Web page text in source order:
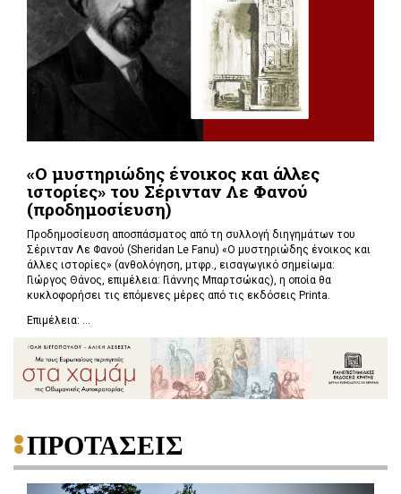
«Ο μυστηριώδης ένοικος και άλλες
ιστορίες» του Σέρινταν Λε Φανού
(προδημοσίευση)
Προδημοσίευση αποσπάσματος από τη συλλογή διηγημάτων του
Σέρινταν Λε Φανού (Sheridan Le Fanu) «Ο μυστηριώδης ένοικος και
άλλες ιστορίες» (ανθολόγηση, μτφρ., εισαγωγικό σημείωμα:
Γιώργος Θάνος, επιμέλεια: Γιάννης Μπαρτσώκας), η οποία θα
κυκλοφορήσει τις επόμενες μέρες από τις εκδόσεις Printa.
Επιμέλεια: ...
ΠΡΟΤΑΣΕΙΣ